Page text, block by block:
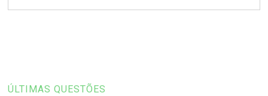
ÚLTIMAS QUESTÕES